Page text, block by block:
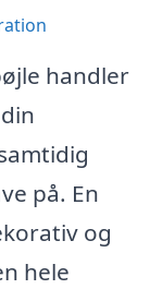
handler
på. En
og
hele